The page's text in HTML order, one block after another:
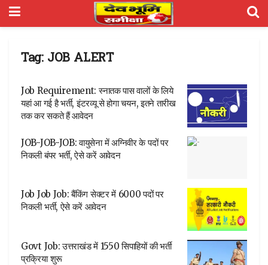
Tag: JOB ALERT
Job Requirement: स्नातक पास वालों के लिये
यहां आ गई है भर्ती, इंटरव्यू से होगा चयन, इतने तारीख
तक कर सकते हैं आवेदन
JOB-JOB-JOB: वायुसेना में अग्निवीर के पदों पर
निकली बंपर भर्ती, ऐसे करें आवेदन
Job Job Job: बैंकिंग सेक्टर में 6000 पदों पर
निकली भर्ती, ऐसे करें आवेदन
Govt Job: उत्तराखंड में 1550 सिपाहियों की भर्ती
प्रक्रिया शुरू